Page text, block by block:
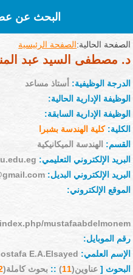
البحث عن
الصفحة الحالية:الصفحة الرئيسية
د. مصطفى السيد عبد
الدرجة الوظيفية:
أستاذ مساعد
الوظيفة الإدارية الحالية:
الوظيفة الإدارية السابقة:
الكلية:كلية الهندسة بشبرا
القسم: الهندسة الميكانيكية
البريد الإلكتروني التعليمي:
البريد الإلكتروني البديل:
الموقع الإلكتروني:
mustafaabdelmonem/
رقم الموبايل:
الإسم العلمي: E.A.Elsayed
البحوث [ عناوين(11
)
:: بحوث كاملة(